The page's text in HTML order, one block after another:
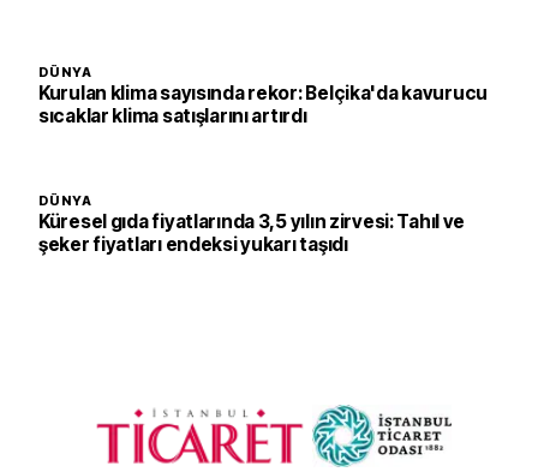
DÜNYA
Kurulan klima sayısında rekor: Belçika'da kavurucu
sıcaklar klima satışlarını artırdı
DÜNYA
Küresel gıda fiyatlarında 3,5 yılın zirvesi: Tahıl ve
şeker fiyatları endeksi yukarı taşıdı